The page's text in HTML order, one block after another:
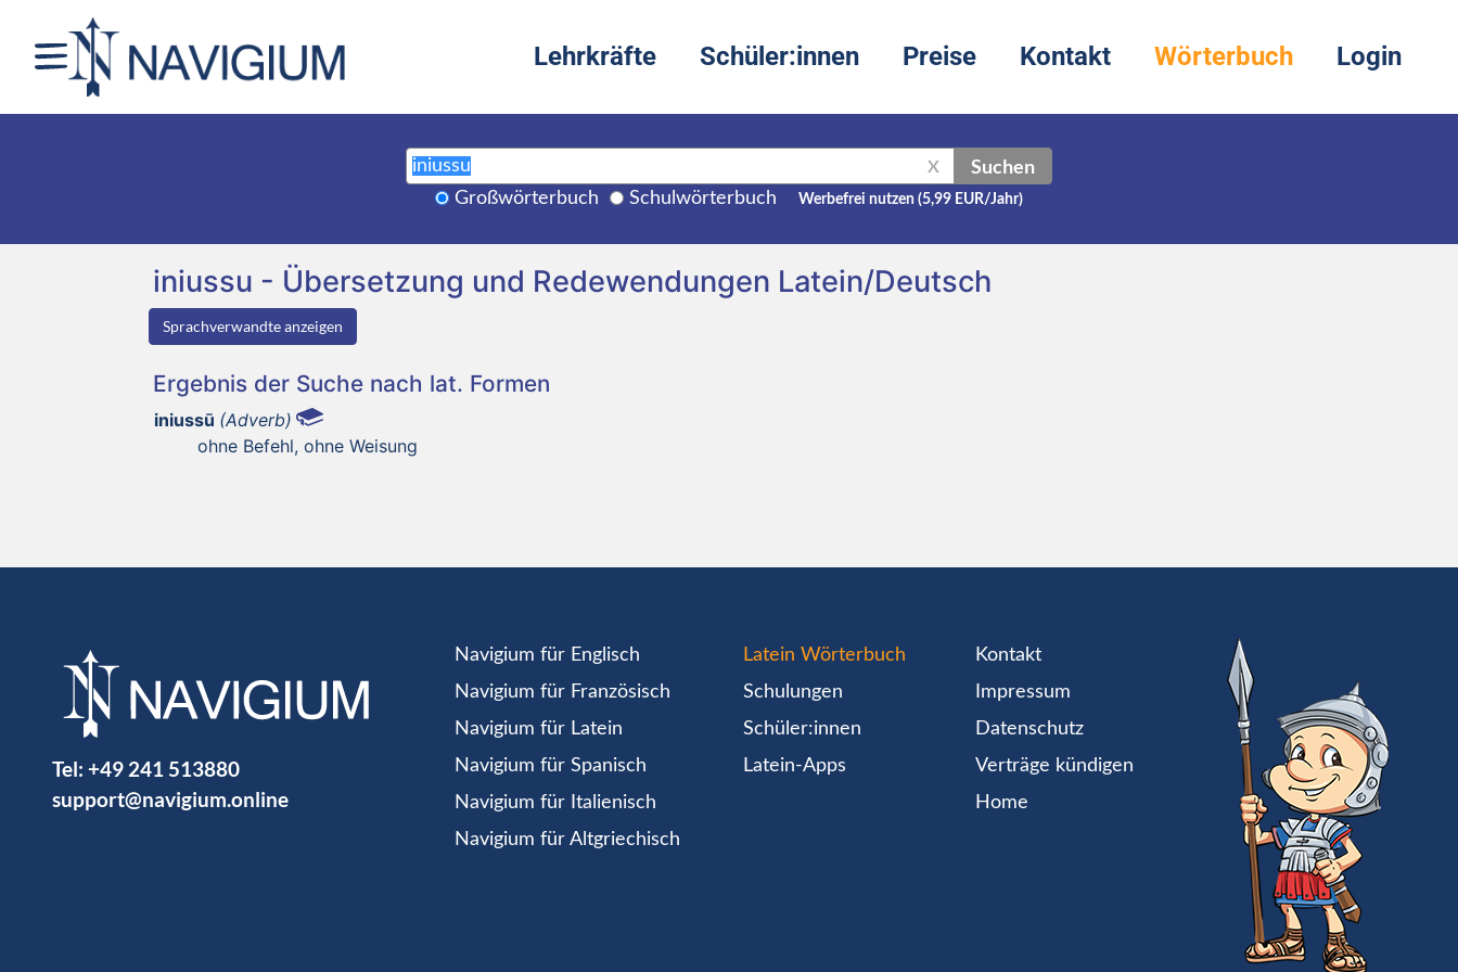
Lehrkräfte Schüler:innen Preise Kontakt Wörterbuch Login
X Suchen
Großwörterbuch Schulwörterbuch Werbefrei nutzen (5,99 EUR/Jahr)
iniussu - Übersetzung und Redewendungen Latein/Deutsch
Sprachverwandte anzeigen
Ergebnis der Suche nach lat. Formen
iniussū (Adverb)
ohne Befehl, ohne Weisung
Tel: +49 241 513880
support@navigium.online
Navigium für Englisch
Navigium für Französisch
Navigium für Latein
Navigium für Spanisch
Navigium für Italienisch
Navigium für Altgriechisch
Latein Wörterbuch
Schulungen
Schüler:innen
Latein-Apps
Kontakt
Impressum
Datenschutz
Verträge kündigen
Home